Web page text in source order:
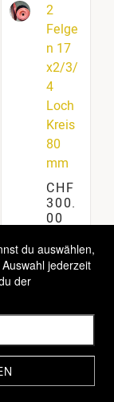
2
Felge
n 17
x2/3/
4
Loch
Kreis
80
mm
CHF
300.
00
du auswählen,
jederzeit
der